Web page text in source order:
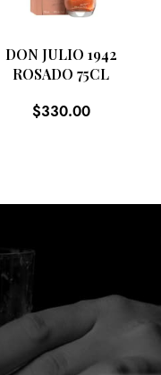
DON JULIO 1942
ROSADO 75CL
$330.00